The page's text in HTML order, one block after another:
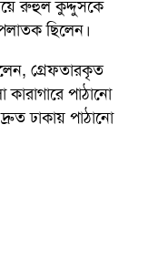
রুহুল কুদ্দুসকে
ছিলেন।
গ্রেফতারকৃত
পাঠানো
ঢাকায় পাঠানো